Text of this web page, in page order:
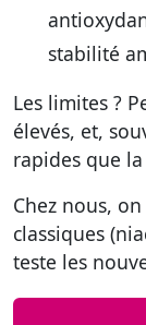
stabilité
Les limites ?
élevés, et,
rapides que la
Chez nous,
classiques
teste les